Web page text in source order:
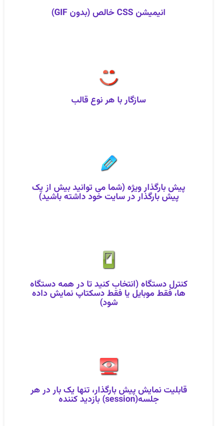
انیمیشن CSS خالص (بدون GIF)
سازگار با هر نوع قالب
پیش‌ بارگذار ویژه (شما می توانید بیش از یک
پیش‌ بارگذار در سایت خود داشته باشید)
کنترل دستگاه (انتخاب کنید تا در همه دستگاه
ها، فقط موبایل یا فقط دسکتاپ نمایش داده
شود)
قابلیت نمایش پیش‌ بارگذار، تنها یک بار در هر
جلسه(session) بازدید کننده